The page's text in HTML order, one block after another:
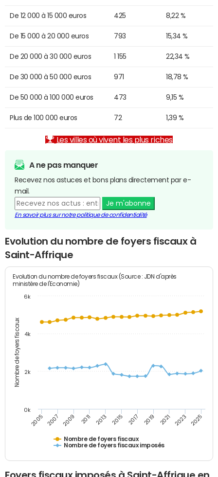
De 12 000 à 15 000 euros 425 8,22 %
De 15 000 à 20 000 euros 793 15,34 %
De 20 000 à 30 000 euros 1 155 22,34 %
De 30 000 à 50 000 euros 971 18,78 %
De 50 000 à 100 000 euros 473 9,15 %
Plus de 100 000 euros 72 1,39 %
Les villes où vivent les plus riches
A ne pas manquer
Recevez nos astuces et bons plans directement par e-
mail.
Je m'abonne
En savoir plus sur notre politique de confidentialité
Evolution du nombre de foyers fiscaux à
Saint-Affrique
Nombre de foyers fiscaux
Evolution du nombre de foyers fiscaux (Source : JDN d'après
ministère de l'Economie)
Nombre de foyers fiscaux
Nombre de foyers fiscaux imposés
2005 2007 2009 2011 2013 2015 2017 2019 2021 2023 2025
0k
2k
4k
6k
Foyers fiscaux imposés à Saint-Affrique en